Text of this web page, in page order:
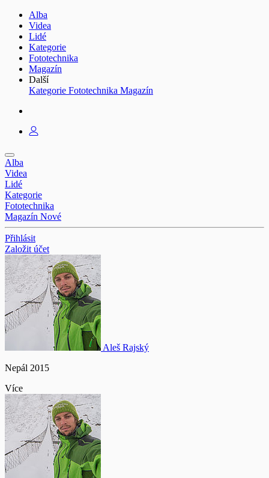
Alba
Videa
Lidé
Kategorie
Fototechnika
Magazín
Další
Kategorie Fototechnika Magazín
Alba
Videa
Lidé
Kategorie
Fototechnika
Magazín Nové
Přihlásit
Založit účet
Aleš Rajský
Nepál 2015
Více